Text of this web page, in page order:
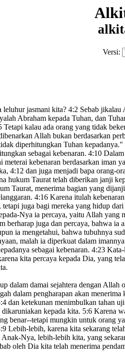
Versi:
leluhurjasmani kita? 4:2 Sebab jikalau
Abraham kepada Tuhan, dan
Tetapi kalau ada orang yang tidak
Allah bukan berdasarkan
diperhitungkan Tuhan kepadanya."
sebagai kebenaran. 4:10 Dalam
meterai kebenaran berdasarkan iman
4:12 dan juga menjadi bapa orang-
hukum Taurat telah diberikan janji
Taurat, menerima bagian yang
4:16 Karena itulah
juga bagi mereka yang hidup
Nya ia percaya, yaitu Allah yang
berharap juga dan percaya, bahwa ia
ia mengetahui, bahwa tubuhnya
malah ia diperkuat dalam
sebagai kebenaran. 4:23
kita percaya kepada Dia, yang
.
dalam damai sejahtera dengan Allah
dalam pengharapan akan menerima
dan ketekunan menimbulkan tahan
dikaruniakan kepada kita. 5:6 Karena
benar--tetapi mungkin untuk orang
Lebih-lebih, karena kita sekarang
Nya, lebih-lebih kita, yang
oleh Dia kita telah menerima